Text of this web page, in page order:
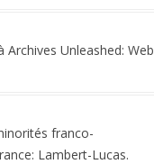
Archives Unleashed: Web
franco-
Lambert-Lucas.